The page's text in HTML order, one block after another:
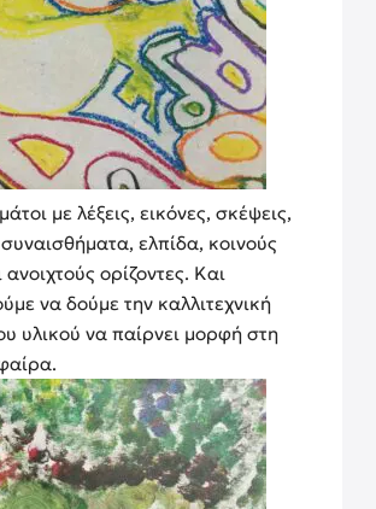
με λέξεις, εικόνες, σκέψεις,
συναισθήματα, ελπίδα, κοινούς
ορίζοντες. Και
να δούμε την καλλιτεχνική
υλικού να παίρνει μορφή στη